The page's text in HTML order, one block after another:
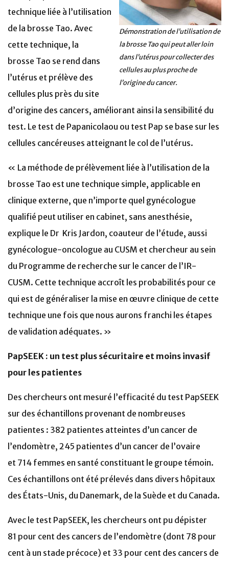
Démonstration de l’utilisation de
la brosse Tao qui peut aller loin
dans l’utérus pour collecter des
cellules au plus proche de
l’origine du cancer.
technique liée à l’utilisation
de la brosse Tao. Avec
cette technique, la
brosse Tao se rend dans
l’utérus et prélève des
cellules plus près du site
d’origine des cancers, améliorant ainsi la sensibilité du
test. Le test de Papanicolaou ou test Pap se base sur les
cellules cancéreuses atteignant le col de l’utérus.
« La méthode de prélèvement liée à l’utilisation de la
brosse Tao est une technique simple, applicable en
clinique externe, que n’importe quel gynécologue
qualifié peut utiliser en cabinet, sans anesthésie,
explique le Dr Kris Jardon, coauteur de l’étude, aussi
gynécologue-oncologue au CUSM et chercheur au sein
du Programme de recherche sur le cancer de l’IR-
CUSM. Cette technique accroît les probabilités pour ce
qui est de généraliser la mise en œuvre clinique de cette
technique une fois que nous aurons franchi les étapes
de validation adéquates. »
PapSEEK : un test plus sécuritaire et moins invasif
pour les patientes
Des chercheurs ont mesuré l’efficacité du test PapSEEK
sur des échantillons provenant de nombreuses
patientes : 382 patientes atteintes d’un cancer de
l’endomètre, 245 patientes d’un cancer de l’ovaire
et 714 femmes en santé constituant le groupe témoin.
Ces échantillons ont été prélevés dans divers hôpitaux
des États-Unis, du Danemark, de la Suède et du Canada.
Avec le test PapSEEK, les chercheurs ont pu dépister
81 pour cent des cancers de l’endomètre (dont 78 pour
cent à un stade précoce) et 33 pour cent des cancers de